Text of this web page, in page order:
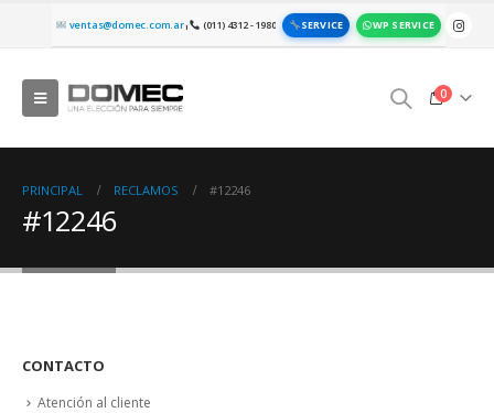
ventas@domec.com.ar| (011) 4312 - 1980 SERVICE WP SERVICE
0
PRINCIPAL RECLAMOS #12246
#12246
CONTACTO
Atención al cliente